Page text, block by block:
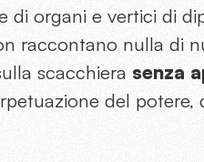
di organi e vertici di
raccontano nulla di
scacchiera senza
del potere,